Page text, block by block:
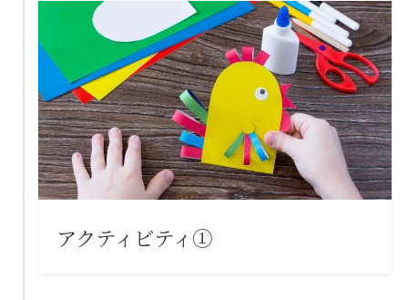
アクティビティ①